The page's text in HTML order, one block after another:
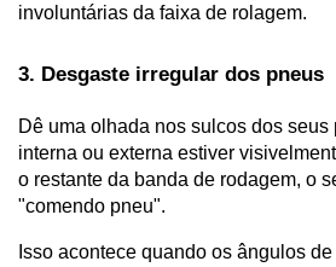
involuntárias da faixa de rolagem.
3. Desgaste irregular dos pneus
Dê uma olhada nos sulcos dos seus
interna ou externa estiver
o restante da banda de rodagem, o
"comendo pneu".
Isso acontece quando os ângulos